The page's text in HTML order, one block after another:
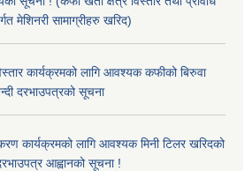
मेशिनरी सामाग्रीहरु खरिद)
कार्यक्रमको लागि आवश्यक कफीको बिरुवा
दरभाउपत्रको सूचना
कार्यक्रमको लागि आवश्यक मिनी टिलर खरिदको
आह्वानको सूचना !